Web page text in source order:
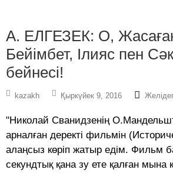
А. ЕЛГЕЗЕК: О,
Бейімбет, Ілияс пен
бейнесі!
kazakh Қыркүйек 9, 2016
"Николай Сванидзенің
арналған деректі фильмін
алаңсыз көріп жатыр едім. Фильм
секундтық қана зу ете қалған мына